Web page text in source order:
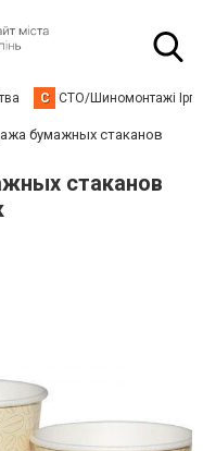
С СТО/Шиномонтажі
бумажных стаканов
стаканов